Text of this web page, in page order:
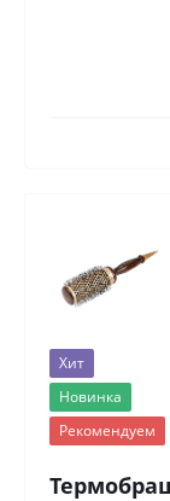
Хит
Новинка
Рекомендуем